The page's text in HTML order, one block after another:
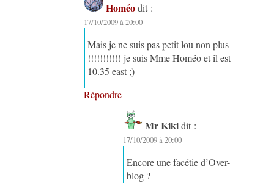
Homéo dit :
17/10/2009 à 20:00
Mais je ne suis pas petit lou non plus
!!!!!!!!!!! je suis Mme Homéo et il est
10.35 east ;)
Répondre
Mr Kiki dit :
17/10/2009 à 20:00
Encore une facétie d’Over-
blog ?